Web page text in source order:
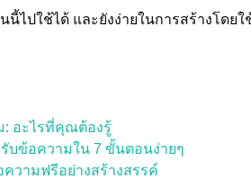
ไปใช้ได้ และยังง่ายในการสร้างโดยใ
: อะไรที่คุณต้องรู้
บข้อความใน 7 ขั้นตอนง่ายๆ
ความฟรีอย่างสร้างสรรค์